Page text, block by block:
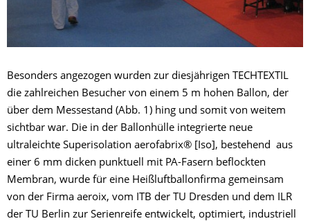
Besonders angezogen wurden zur diesjährigen TECHTEXTIL
die zahlreichen Besucher von einem 5 m hohen Ballon, der
über dem Messestand (Abb. 1) hing und somit von weitem
sichtbar war. Die in der Ballonhülle integrierte neue
ultraleichte Superisolation aerofabrix® [Iso], bestehend aus
einer 6 mm dicken punktuell mit PA-Fasern beflockten
Membran, wurde für eine Heißluftballonfirma gemeinsam
von der Firma aeroix, vom ITB der TU Dresden und dem ILR
der TU Berlin zur Serienreife entwickelt, optimiert, industriell